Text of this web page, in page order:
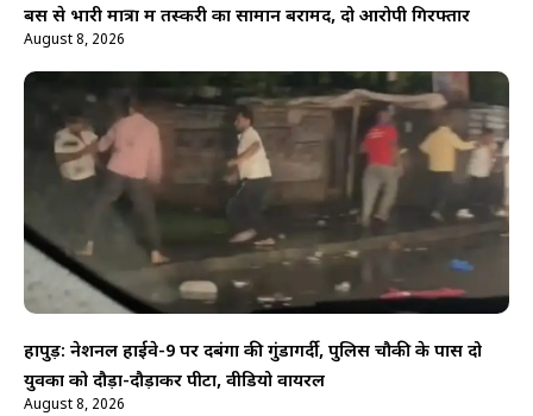
बस से भारी मात्रा में तस्करी का सामान बरामद, दो आरोपी गिरफ्तार
August 8, 2026
हापुड़: नेशनल हाईवे-9 पर दबंगों की गुंडागर्दी, पुलिस चौकी के पास दो
युवकों को दौड़ा-दौड़ाकर पीटा, वीडियो वायरल
August 8, 2026